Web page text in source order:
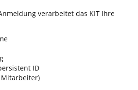
verarbeitet das KIT Ihre
ID
Mitarbeiter)